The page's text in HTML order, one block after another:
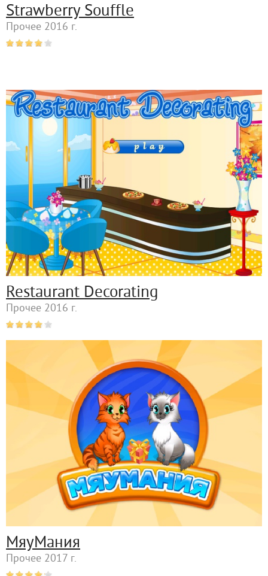
Strawberry Souffle
Прочее 2016 г.
Restaurant Decorating
Прочее 2016 г.
МяуМания
Прочее 2017 г.